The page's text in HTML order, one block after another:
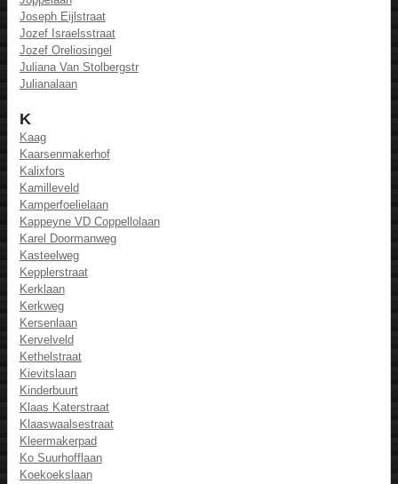
Joseph Eijlstraat
Jozef Israelsstraat
Jozef Oreliosingel
Juliana Van Stolbergstr
Julianalaan
K
Kaag
Kaarsenmakerhof
Kalixfors
Kamilleveld
Kamperfoelielaan
Kappeyne VD Coppellolaan
Karel Doormanweg
Kasteelweg
Kepplerstraat
Kerklaan
Kerkweg
Kersenlaan
Kervelveld
Kethelstraat
Kievitslaan
Kinderbuurt
Klaas Katerstraat
Klaaswaalsestraat
Kleermakerpad
Ko Suurhofflaan
Koekoekslaan